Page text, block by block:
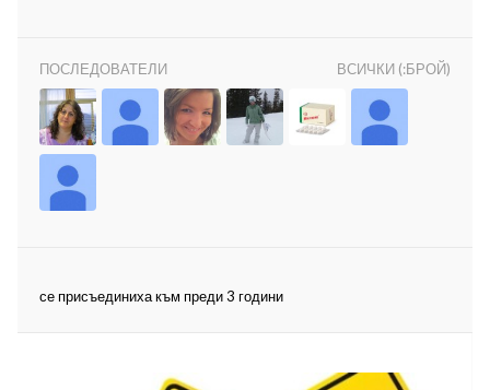
ПОСЛЕДОВАТЕЛИ ВСИЧКИ (:БРОЙ)
се присъединиха към преди 3 години